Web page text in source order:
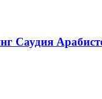
Саудия